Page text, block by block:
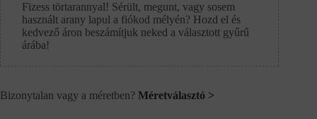
Fizess törtarannyal! Sérült, megunt, vagy sosem
használt arany lapul a fiókod mélyén? Hozd el és
kedvező áron beszámítjuk neked a választott gyűrű
árába!
Bizonytalan vagy a méretben? Méretválasztó >